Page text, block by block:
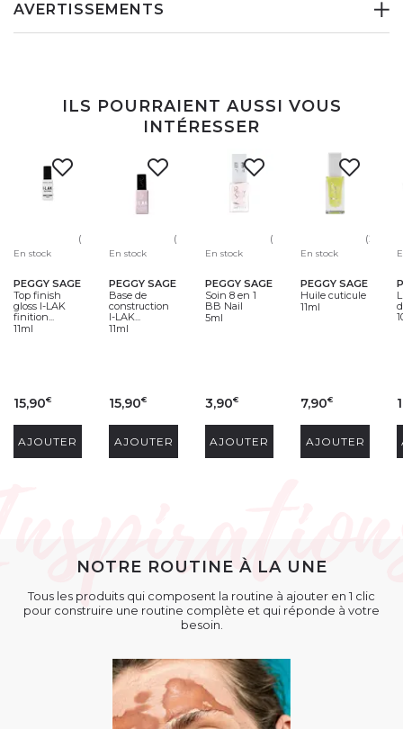
AVERTISSEMENTS
ILS POURRAIENT AUSSI VOUS
INTÉRESSER
(99)
En stock
PEGGY SAGE
Top finish
gloss I-LAK
finition...
11ml
15,90€
AJOUTER
(66)
En stock
PEGGY SAGE
Base de
construction
I-LAK...
11ml
15,90€
AJOUTER
(64)
En stock
PEGGY SAGE
Soin 8 en 1
BB Nail
5ml
3,90€
AJOUTER
(24)
En stock
PEGGY SAGE
Huile cuticule
11ml
7,90€
AJOUTER
NOTRE ROUTINE À LA UNE
Tous les produits qui composent la routine à ajouter en 1 clic
pour construire une routine complète et qui réponde à votre
besoin.